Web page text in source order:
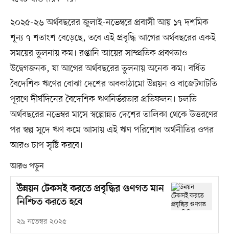
২০২৫-২৬ অর্থবছরের জুলাই-নভেম্বরে প্রবাসী আয় ১৭ দশমিক
শূন্য ৭ শতাংশ বেড়েছে, তবে এই প্রবৃদ্ধি আগের অর্থবছরের একই
সময়ের তুলনায় কম। রপ্তানি আয়ের সাম্প্রতিক প্রবণতাও
উদ্বেগজনক, যা আগের অর্থবছরের তুলনায় অনেক কম। বর্ধিত
বৈদেশিক ঋণের বোঝা দেশের অবকাঠামো উন্নয়ন ও বাজেটঘাটতি
পূরণে দীর্ঘদিনের বৈদেশিক ঋণনির্ভরতার প্রতিফলন। চলতি
অর্থবছরের নভেম্বর মাসে স্বল্পোন্নত দেশের তালিকা থেকে উত্তরণের
পর স্বল্প সুদে ঋণ কমে আসায় এই ঋণ পরিশোধ অর্থনীতির ওপর
আরও চাপ সৃষ্টি করবে।
আরও পড়ুন
উন্নয়ন টেকসই করতে প্রবৃদ্ধির গুণগত মান
নিশ্চিত করতে হবে
২৯ নভেম্বর ২০২৫